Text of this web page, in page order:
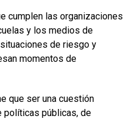
cumplen las organizaciones
y los medios de
de riesgo y
momentos de
que ser una cuestión
políticas públicas, de